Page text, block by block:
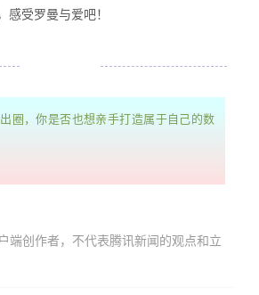
感受罗曼与爱吧！
圈，你是否也想亲手打造属于自己的数
端创作者，不代表腾讯新闻的观点和立